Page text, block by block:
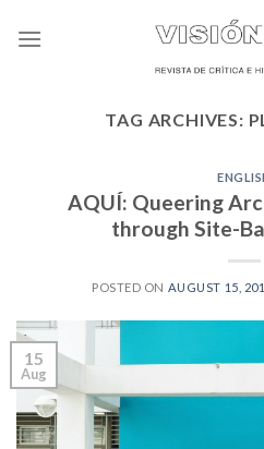
TAG ARCHIVES:
AQUÍ: Queering
through Site-
POSTED ON AUGUST 15,
15
Aug